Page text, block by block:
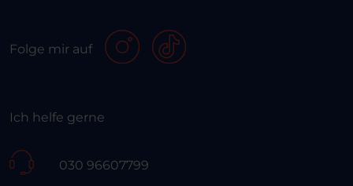
Folge mir auf
Ich helfe gerne
030 96607799